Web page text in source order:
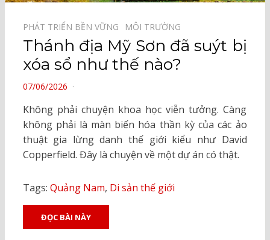
PHÁT TRIỂN BỀN VỮNG⠀ MÔI TRƯỜNG⠀
Thánh địa Mỹ Sơn đã suýt bị
xóa sổ như thế nào?
POSTED
07/06/2026
Không phải chuyện khoa học viễn tưởng. Càng
không phải là màn biến hóa thần kỳ của các ảo
thuật gia lừng danh thế giới kiểu như David
Copperfield. Đây là chuyện về một dự án có thật.
Tags: Quảng Nam, Di sản thế giới
ĐỌC BÀI NÀY